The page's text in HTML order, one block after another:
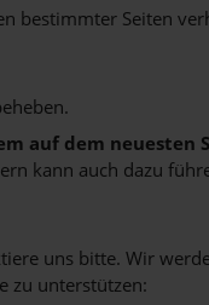
bestimmter Seiten
auf dem neuesten
kann auch dazu
uns bitte. Wir
zu unterstützen: